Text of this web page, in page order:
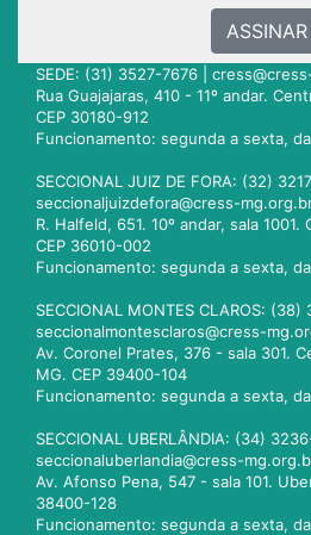
ASSINAR
SEDE: (31) 3527-7676 |
Rua Guajajaras, 410 - 11º andar.
CEP 30180-912
Funcionamento: segunda a sexta,
SECCIONAL JUIZ DE FORA: (32)
seccionaljuizdefora@cress-
R. Halfeld, 651. 10º andar, sala
CEP 36010-002
Funcionamento: segunda a sexta,
SECCIONAL MONTES CLAROS: (38)
seccionalmontesclaros@cress-
Av. Coronel Prates, 376 - sala 301.
MG. CEP 39400-104
Funcionamento: segunda a sexta,
SECCIONAL UBERLÂNDIA: (34)
seccionaluberlandia@cress-
Av. Afonso Pena, 547 - sala 101.
38400-128
Funcionamento: segunda a sexta,